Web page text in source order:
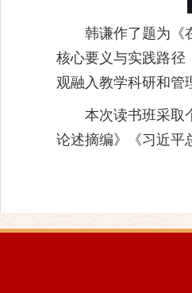
韩谦作了题为《
核心要义与实践路径
观融入教学科研和管
本次读书班采取
论述摘编》《习近平